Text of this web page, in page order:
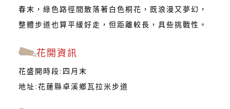
春末，綠色路徑間散落著白色桐花，既浪漫又夢幻，
整體步道也算平緩好走，但距離較長，具些挑戰性。
花開資訊
花盛開時段:四月末
地址:花蓮縣卓溪鄉瓦拉米步道